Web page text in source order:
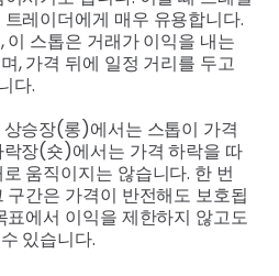
레이더에게 매우 유용합니다.
이 스톱은 거래가 이익을 내는
, 가격 뒤에 일정 거리를 두고
다.
승장(롱)에서는 스톱이 가격
장(숏)에서는 가격 하락을 따
움직이지는 않습니다. 한 번
구간은 가격이 반전해도 보호됩
표에서 이익을 제한하지 않고도
있습니다.